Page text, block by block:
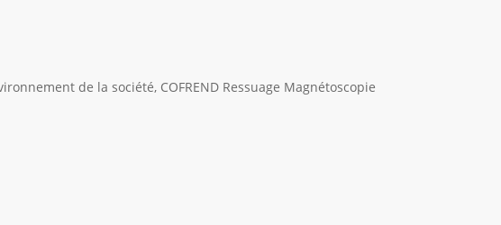
de la société, COFREND Ressuage Magnétoscopie